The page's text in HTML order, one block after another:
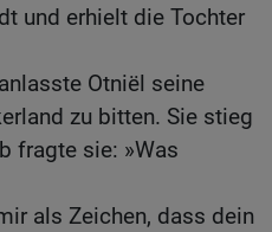
und erhielt die Tochter
Otniël seine
zu bitten. Sie stieg
fragte sie: »Was
als Zeichen, dass dein